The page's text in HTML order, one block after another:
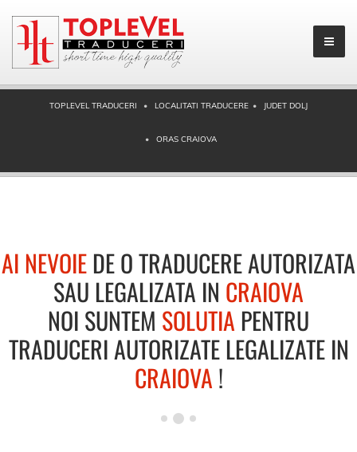
TOPLEVEL TRADUCERI LOCALITATI TRADUCERE JUDET DOLJ
ORAS CRAIOVA
AI NEVOIE DE O TRADUCERE AUTORIZATA
SAU LEGALIZATA IN CRAIOVA
NOI SUNTEM SOLUTIA PENTRU
TRADUCERI AUTORIZATE LEGALIZATE IN
CRAIOVA !